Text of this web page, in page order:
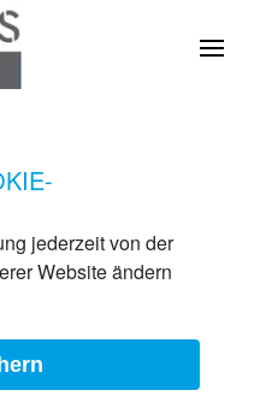
jederzeit von der
Website ändern